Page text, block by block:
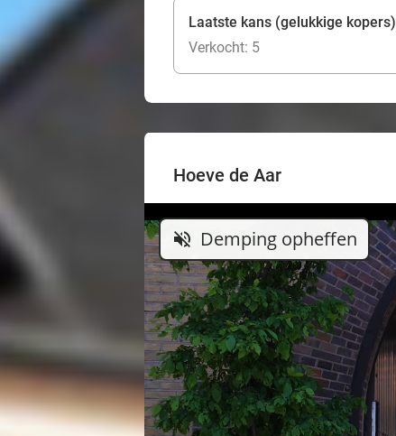
Laatste kans (gelukkige kopers)
Verkocht: 5
Hoeve de Aar
volume_off Demping opheffen